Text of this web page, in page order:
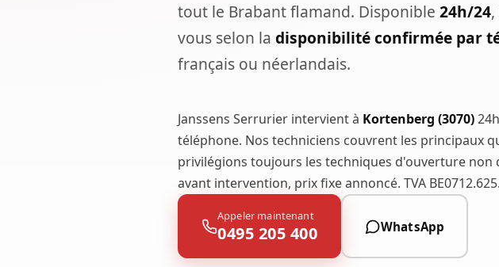
tout le Brabant flamand. Disponible 24h/24
vous selon la disponibilité confirmée par
français ou néerlandais.
Janssens Serrurier intervient à Kortenberg (3070)
téléphone. Nos techniciens couvrent les principaux
privilégions toujours les techniques d'ouverture
avant intervention, prix fixe annoncé. TVA
Appeler maintenant
0495 205 400 WhatsApp